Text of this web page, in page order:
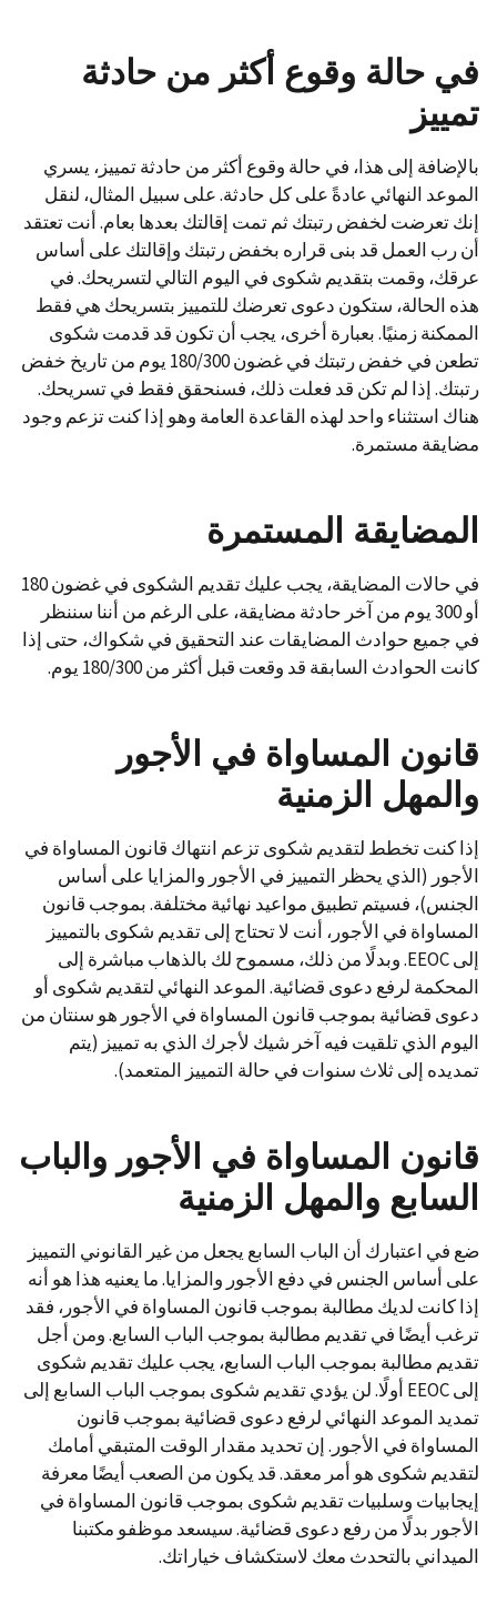
في حالة وقوع أكثر من حادثة
تمييز
بالإضافة إلى هذا، في حالة وقوع أكثر من حادثة تمييز، يسري
الموعد النهائي عادةً على كل حادثة. على سبيل المثال، لنقل
إنك تعرضت لخفض رتبتك ثم تمت إقالتك بعدها بعام. أنت تعتقد
أن رب العمل قد بنى قراره بخفض رتبتك وإقالتك على أساس
عرقك، وقمت بتقديم شكوى في اليوم التالي لتسريحك. في
هذه الحالة، ستكون دعوى تعرضك للتمييز بتسريحك هي فقط
الممكنة زمنيًا. بعبارة أخرى، يجب أن تكون قد قدمت شكوى
تطعن في خفض رتبتك في غضون 180/300 يوم من تاريخ خفض
رتبتك. إذا لم تكن قد فعلت ذلك، فسنحقق فقط في تسريحك.
هناك استثناء واحد لهذه القاعدة العامة وهو إذا كنت تزعم وجود
مضايقة مستمرة.
المضايقة المستمرة
في حالات المضايقة، يجب عليك تقديم الشكوى في غضون 180
أو 300 يوم من آخر حادثة مضايقة، على الرغم من أننا سننظر
في جميع حوادث المضايقات عند التحقيق في شكواك، حتى إذا
كانت الحوادث السابقة قد وقعت قبل أكثر من 180/300 يوم.
قانون المساواة في الأجور
والمهل الزمنية
إذا كنت تخطط لتقديم شكوى تزعم انتهاك قانون المساواة في
الأجور (الذي يحظر التمييز في الأجور والمزايا على أساس
الجنس)، فسيتم تطبيق مواعيد نهائية مختلفة. بموجب قانون
المساواة في الأجور، أنت لا تحتاج إلى تقديم شكوى بالتمييز
إلى EEOC. وبدلًا من ذلك، مسموح لك بالذهاب مباشرة إلى
المحكمة لرفع دعوى قضائية. الموعد النهائي لتقديم شكوى أو
دعوى قضائية بموجب قانون المساواة في الأجور هو سنتان من
اليوم الذي تلقيت فيه آخر شيك لأجرك الذي به تمييز (يتم
تمديده إلى ثلاث سنوات في حالة التمييز المتعمد).
قانون المساواة في الأجور والباب
السابع والمهل الزمنية
ضع في اعتبارك أن الباب السابع يجعل من غير القانوني التمييز
على أساس الجنس في دفع الأجور والمزايا. ما يعنيه هذا هو أنه
إذا كانت لديك مطالبة بموجب قانون المساواة في الأجور، فقد
ترغب أيضًا في تقديم مطالبة بموجب الباب السابع. ومن أجل
تقديم مطالبة بموجب الباب السابع، يجب عليك تقديم شكوى
إلى EEOC أولًا. لن يؤدي تقديم شكوى بموجب الباب السابع إلى
تمديد الموعد النهائي لرفع دعوى قضائية بموجب قانون
المساواة في الأجور. إن تحديد مقدار الوقت المتبقي أمامك
لتقديم شكوى هو أمر معقد. قد يكون من الصعب أيضًا معرفة
إيجابيات وسلبيات تقديم شكوى بموجب قانون المساواة في
الأجور بدلًا من رفع دعوى قضائية. سيسعد موظفو مكتبنا
الميداني بالتحدث معك لاستكشاف خياراتك.